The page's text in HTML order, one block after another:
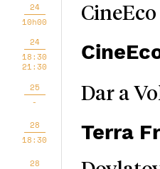
24
10h00
24
18:30
21:30
25
-
Dar a
28
18:30
Terra
28